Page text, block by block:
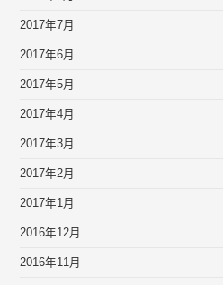
2017年7月
2017年6月
2017年5月
2017年4月
2017年3月
2017年2月
2017年1月
2016年12月
2016年11月